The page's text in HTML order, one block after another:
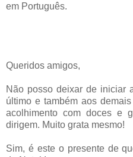
em Português.
Queridos amigos,
Não posso deixar de iniciar
último e também aos
acolhimento com doces e
dirigem. Muito grata mesmo!
Sim, é este o presente de